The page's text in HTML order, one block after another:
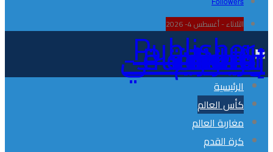
الثلاثاء - أغسطس 4- 2026
Publisher - تغطية إخبارية لكافة الأحداث الرياضية في المغرب والعالم.
الرئيسية
كأس العالم
مغاربة العالم
كرة القدم